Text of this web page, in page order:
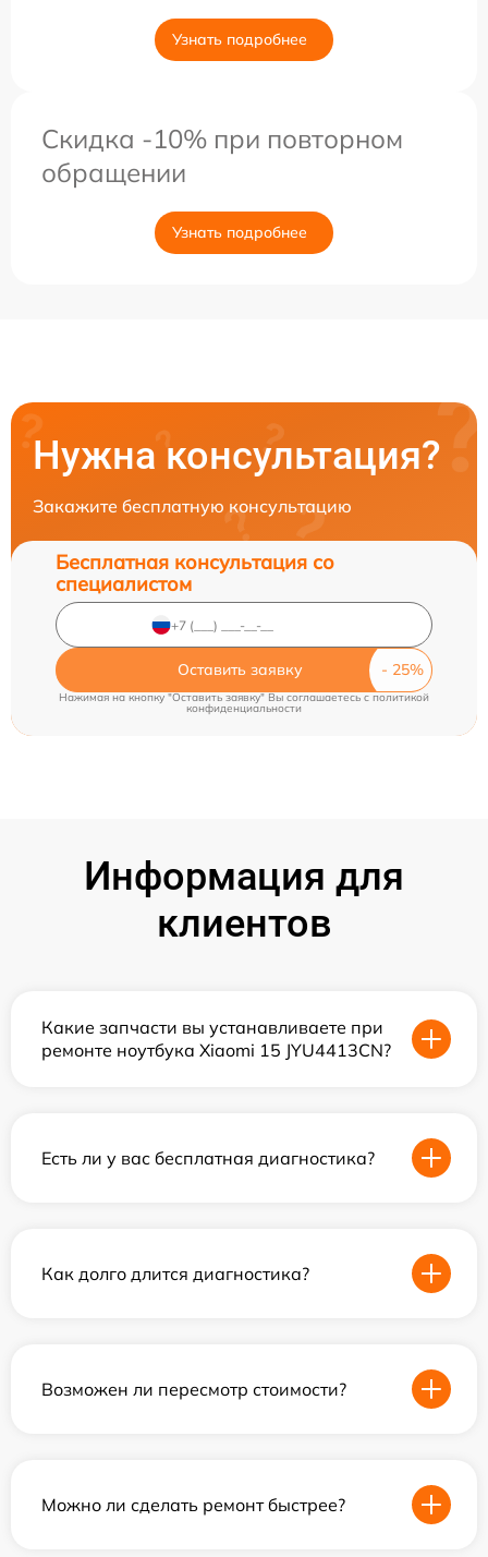
Узнать подробнее
Скидка -10% при повторном
обращении
Узнать подробнее
Нужна консультация?
Закажите бесплатную консультацию
Бесплатная консультация со
специалистом
Оставить заявку
Нажимая на кнопку "Оставить заявку" Вы соглашаетесь cполитикой
конфиденциальности
Информация для
клиентов
Какие запчасти вы устанавливаете при
ремонте ноутбука Xiaomi 15 JYU4413CN?
Есть ли у вас бесплатная диагностика?
Как долго длится диагностика?
Возможен ли пересмотр стоимости?
Можно ли сделать ремонт быстрее?